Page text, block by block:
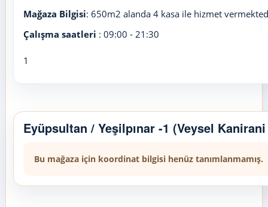
Mağaza Bilgisi: 650m2 alanda 4 kasa ile hizmet
Çalışma saatleri : 09:00 - 21:30
1
Eyüpsultan / Yeşilpınar -1 (Veysel
Bu mağaza için koordinat bilgisi henüz tanımlanmamış.